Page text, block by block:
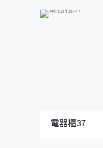
電器櫃37